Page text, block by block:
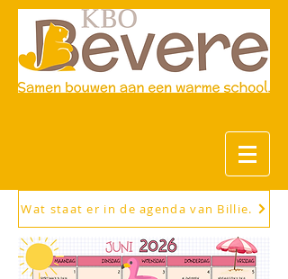
Wat staat er in de agenda van Billie.